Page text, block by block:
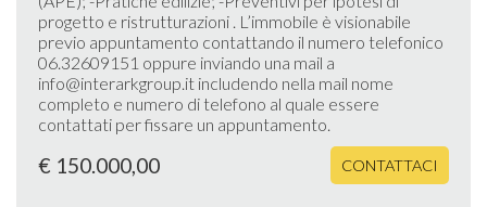
progetto e ristrutturazioni . L’immobile è visionabile
previo appuntamento contattando il numero telefonico
06.32609151 oppure inviando una mail a
info@interarkgroup.it includendo nella mail nome
completo e numero di telefono al quale essere
contattati per fissare un appuntamento.
€ 150.000,00 CONTATTACI